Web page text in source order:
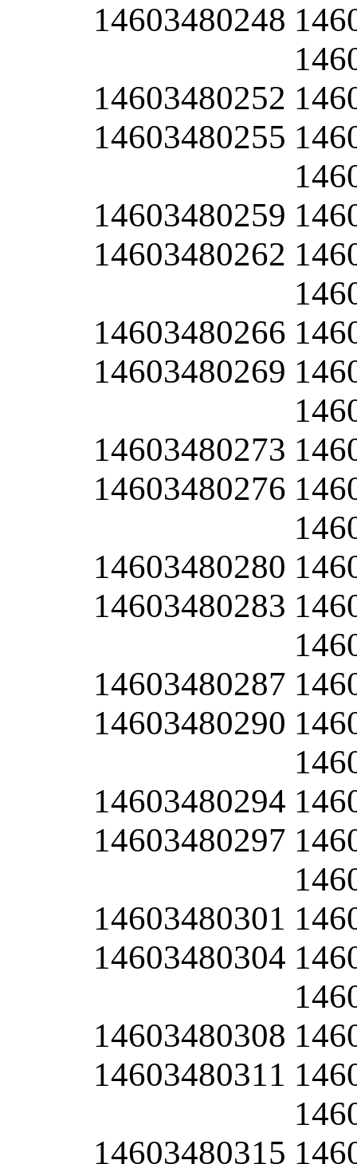
14603480248
14603480252
14603480255
14603480259
14603480262
14603480266
14603480269
14603480273
14603480276
14603480280
14603480283
14603480287
14603480290
14603480294
14603480297
14603480301
14603480304
14603480308
14603480311
14603480315